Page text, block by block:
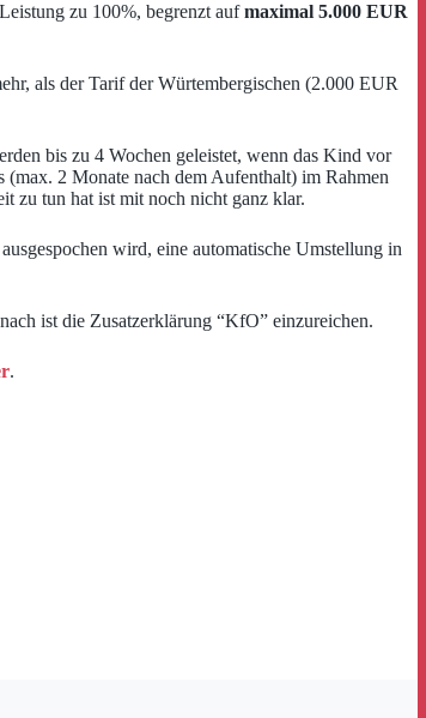
zu 100%, begrenzt aufmaximal 5.000 EUR
als der Tarif der Würtembergischen (2.000 EUR
bis zu 4 Wochen geleistet, wenn das Kind vor
(max. 2 Monate nach dem Aufenthalt) im Rahmen
zu tun hat ist mit noch nicht ganz klar.
wird, eine automatische Umstellung in
ist die Zusatzerklärung “KfO” einzureichen.
.